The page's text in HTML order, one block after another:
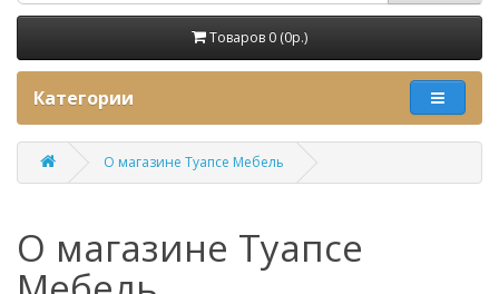
Товаров 0 (0p.)
Категории
О магазине Туапсе Мебель
О магазине Туапсе